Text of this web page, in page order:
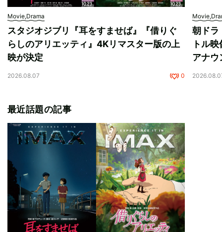
Movie,Drama
スタジオジブリ『耳をすませば』『借りぐ
らしのアリエッティ』4Kリマスター版の上
映が決定
2026.08.07 0
朝ドラ
トル
アナウ
最近話題の記事